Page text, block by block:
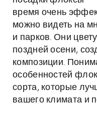
время очень
можно видеть на
и парков. Они
поздней осени,
композиции.
особенностей
сорта, которые
вашего климата и